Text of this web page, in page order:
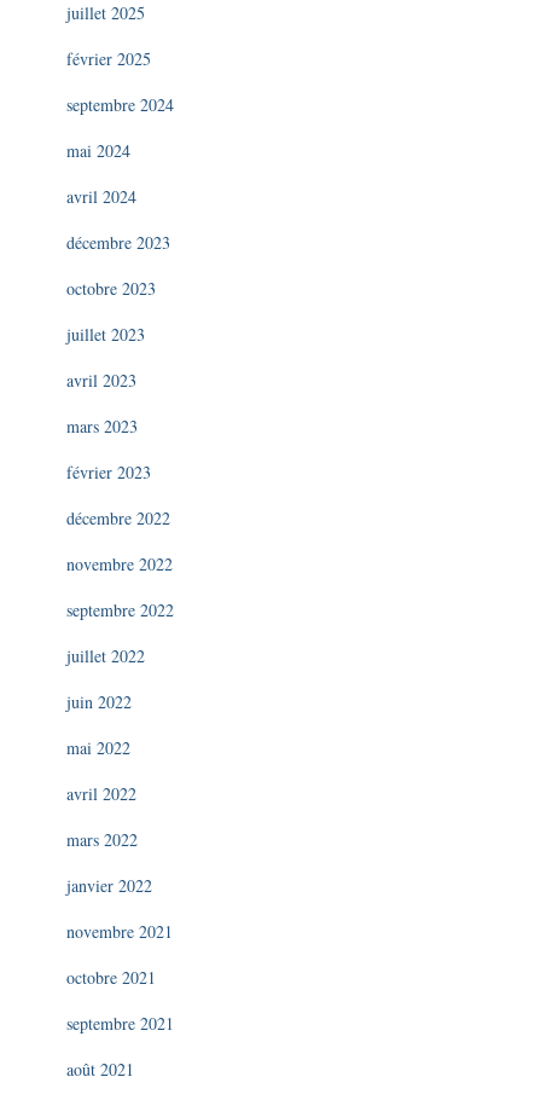
juillet 2025
février 2025
septembre 2024
mai 2024
avril 2024
décembre 2023
octobre 2023
juillet 2023
avril 2023
mars 2023
février 2023
décembre 2022
novembre 2022
septembre 2022
juillet 2022
juin 2022
mai 2022
avril 2022
mars 2022
janvier 2022
novembre 2021
octobre 2021
septembre 2021
août 2021